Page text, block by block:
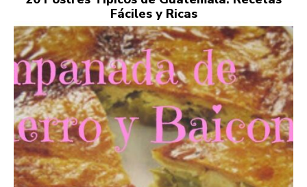
Fáciles y Ricas